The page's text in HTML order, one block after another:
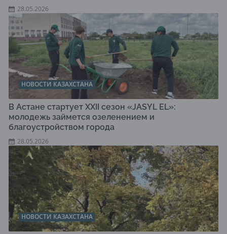
28.05.2026
НОВОСТИ КАЗАХСТАНА
В Астане стартует XXII сезон «JASYL EL»:
молодежь займется озеленением и
благоустройством города
28.05.2026
НОВОСТИ КАЗАХСТАНА